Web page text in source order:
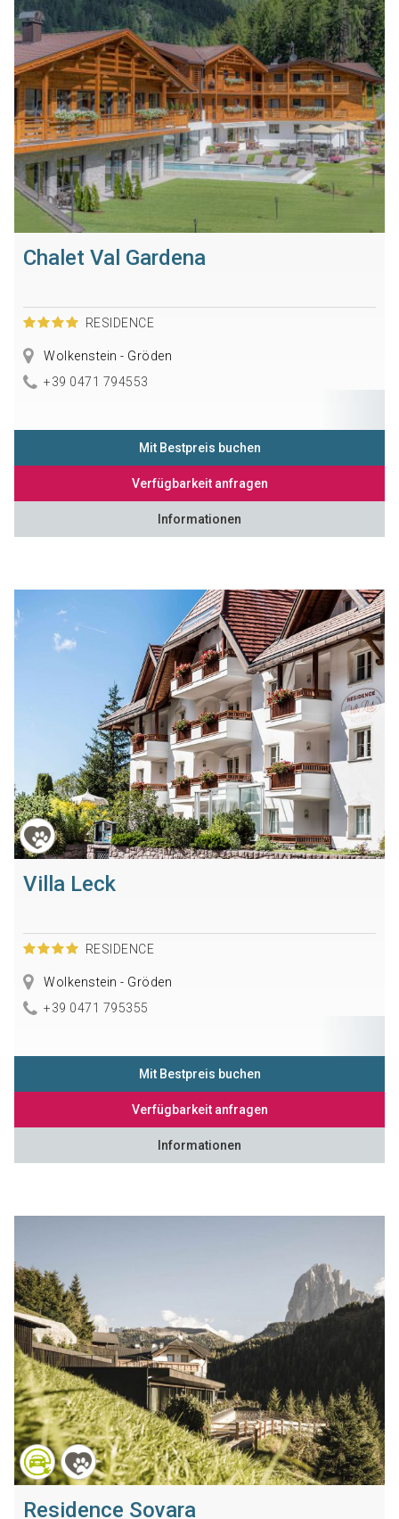
Chalet Val Gardena
RESIDENCE
Wolkenstein - Gröden
+39 0471 794553
Mit Bestpreis buchen
Verfügbarkeit anfragen
Informationen
Villa Leck
RESIDENCE
Wolkenstein - Gröden
+39 0471 795355
Mit Bestpreis buchen
Verfügbarkeit anfragen
Informationen
Residence Sovara